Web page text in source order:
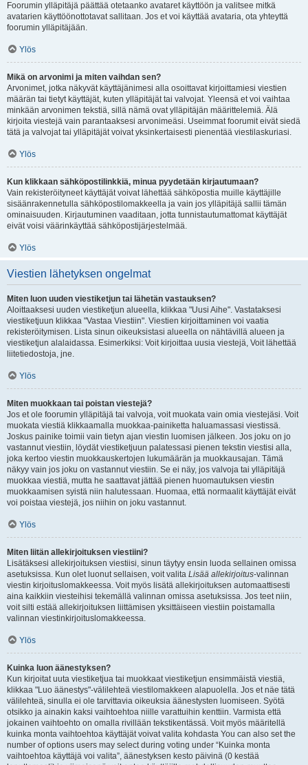
Foorumin ylläpitäjä päättää otetaanko avataret käyttöön ja valitsee mitkä
avatarien käyttöönottotavat sallitaan. Jos et voi käyttää avataria, ota yhteyttä
foorumin ylläpitäjään.
Ylös
Mikä on arvonimi ja miten vaihdan sen?
Arvonimet, jotka näkyvät käyttäjänimesi alla osoittavat kirjoittamiesi viestien
määrän tai tietyt käyttäjät, kuten ylläpitäjät tai valvojat. Yleensä et voi vaihtaa
minkään arvonimen tekstiä, sillä nämä ovat ylläpitäjän määrittelemiä. Älä
kirjoita viestejä vain parantaaksesi arvonimeäsi. Useimmat foorumit eivät siedä
tätä ja valvojat tai ylläpitäjät voivat yksinkertaisesti pienentää viestilaskuriasi.
Ylös
Kun klikkaan sähköpostilinkkiä, minua pyydetään kirjautumaan?
Vain rekisteröityneet käyttäjät voivat lähettää sähköpostia muille käyttäjille
sisäänrakennetulla sähköpostilomakkeella ja vain jos ylläpitäjä sallii tämän
ominaisuuden. Kirjautuminen vaaditaan, jotta tunnistautumattomat käyttäjät
eivät voisi väärinkäyttää sähköpostijärjestelmää.
Ylös
Viestien lähetyksen ongelmat
Miten luon uuden viestiketjun tai lähetän vastauksen?
Aloittaaksesi uuden viestiketjun alueella, klikkaa "Uusi Aihe". Vastataksesi
viestiketjuun klikkaa "Vastaa Viestiin". Viestien kirjoittaminen voi vaatia
rekisteröitymisen. Lista sinun oikeuksistasi alueella on nähtävillä alueen ja
viestiketjun alalaidassa. Esimerkiksi: Voit kirjoittaa uusia viestejä, Voit lähettää
liitetiedostoja, jne.
Ylös
Miten muokkaan tai poistan viestejä?
Jos et ole foorumin ylläpitäjä tai valvoja, voit muokata vain omia viestejäsi. Voit
muokata viestiä klikkaamalla muokkaa-painiketta haluamassasi viestissä.
Joskus painike toimii vain tietyn ajan viestin luomisen jälkeen. Jos joku on jo
vastannut viestiin, löydät viestiketjuun palatessasi pienen tekstin viestisi alla,
joka kertoo viestin muokkauskertojen lukumäärän ja muokkausajan. Tämä
näkyy vain jos joku on vastannut viestiin. Se ei näy, jos valvoja tai ylläpitäjä
muokkaa viestiä, mutta he saattavat jättää pienen huomautuksen viestin
muokkaamisen syistä niin halutessaan. Huomaa, että normaalit käyttäjät eivät
voi poistaa viestejä, jos niihin on joku vastannut.
Ylös
Miten liitän allekirjoituksen viestiini?
Lisätäksesi allekirjoituksen viestiisi, sinun täytyy ensin luoda sellainen omissa
asetuksissa. Kun olet luonut sellaisen, voit valita Lisää allekirjoitus-valinnan
viestin kirjoituslomakkeessa. Voit myös lisätä allekirjoituksen automaattisesti
aina kaikkiin viesteihisi tekemällä valinnan omissa asetuksissa. Jos teet niin,
voit silti estää allekirjoituksen liittämisen yksittäiseen viestiin poistamalla
valinnan viestinkirjoituslomakkeessa.
Ylös
Kuinka luon äänestyksen?
Kun kirjoitat uuta viestiketjua tai muokkaat viestiketjun ensimmäistä viestiä,
klikkaa "Luo äänestys"-välilehteä viestilomakkeen alapuolella. Jos et näe tätä
välilehteä, sinulla ei ole tarvittavia oikeuksia äänestysten luomiseen. Syötä
otsikko ja ainakin kaksi vaihtoehtoa niille varattuihin kenttiin. Varmista että
jokainen vaihtoehto on omalla rivillään tekstikentässä. Voit myös määritellä
kuinka monta vaihtoehtoa käyttäjät voivat valita kohdasta You can also set the
number of options users may select during voting under “Kuinka monta
vaihtoehtoa käyttäjä voi valita”, äänestyksen kesto päivinä (0 kestää